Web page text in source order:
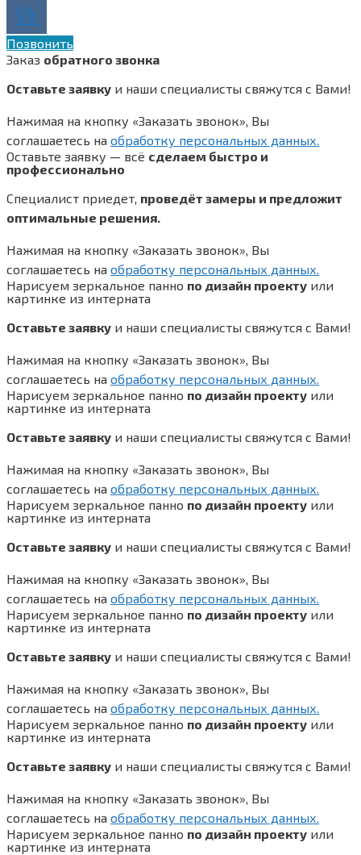
Vk
Позвонить
Заказ обратного звонка
Оставьте заявку и наши специалисты свяжутся с Вами!
Нажимая на кнопку «Заказать звонок», Вы
соглашаетесь на обработку персональных данных.
Оставьте заявку — всё сделаем быстро и
профессионально
Специалист приедет, проведёт замеры и предложит
оптимальные решения.
Нажимая на кнопку «Заказать звонок», Вы
соглашаетесь на обработку персональных данных.
Нарисуем зеркальное панно по дизайн проекту или
картинке из интерната
Оставьте заявку и наши специалисты свяжутся с Вами!
Нажимая на кнопку «Заказать звонок», Вы
соглашаетесь на обработку персональных данных.
Нарисуем зеркальное панно по дизайн проекту или
картинке из интерната
Оставьте заявку и наши специалисты свяжутся с Вами!
Нажимая на кнопку «Заказать звонок», Вы
соглашаетесь на обработку персональных данных.
Нарисуем зеркальное панно по дизайн проекту или
картинке из интерната
Оставьте заявку и наши специалисты свяжутся с Вами!
Нажимая на кнопку «Заказать звонок», Вы
соглашаетесь на обработку персональных данных.
Нарисуем зеркальное панно по дизайн проекту или
картинке из интерната
Оставьте заявку и наши специалисты свяжутся с Вами!
Нажимая на кнопку «Заказать звонок», Вы
соглашаетесь на обработку персональных данных.
Нарисуем зеркальное панно по дизайн проекту или
картинке из интерната
Оставьте заявку и наши специалисты свяжутся с Вами!
Нажимая на кнопку «Заказать звонок», Вы
соглашаетесь на обработку персональных данных.
Нарисуем зеркальное панно по дизайн проекту или
картинке из интерната